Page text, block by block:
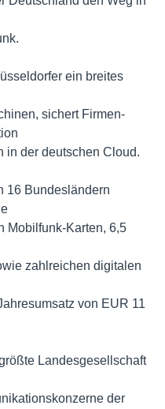
ein breites
sichert Firmen-
in der deutschen Cloud.
16 Bundesländern
Mobilfunk-Karten, 6,5
zahlreichen digitalen
von EUR 11
Landesgesellschaft
der